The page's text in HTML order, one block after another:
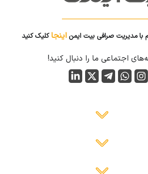
با مدیریت صرافی بیت ایمن اینجاکلیک کنید
اجتماعی ما را دنبال کنید!